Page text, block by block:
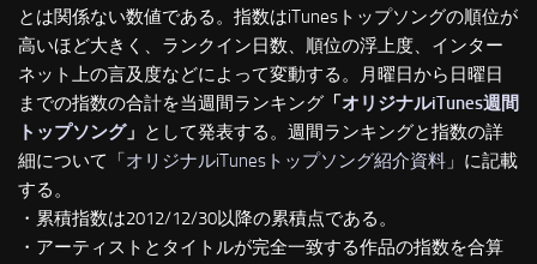
とは関係ない数値である。指数はiTunesトップソングの順位が
高いほど大きく、ランクイン日数、順位の浮上度、インター
ネット上の言及度などによって変動する。月曜日から日曜日
までの指数の合計を当週間ランキング 「オリジナルiTunes週間
トップソング」 として発表する。週間ランキングと指数の詳
細について「オリジナルiTunesトップソング紹介資料 」に記載
する。
・累積指数は2012/12/30以降の累積点である。
・アーティストとタイトルが完全一致する作品の指数を合算